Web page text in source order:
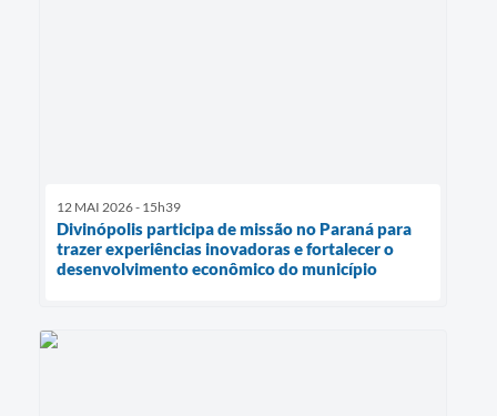
12 MAI 2026 - 15h39
Divinópolis participa de missão no Paraná para
trazer experiências inovadoras e fortalecer o
desenvolvimento econômico do município